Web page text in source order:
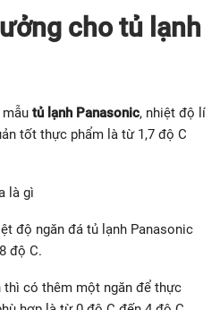
cho tủ lạnh
tủ lạnh Panasonic, nhiệt độ lí
tốt thực phẩm là từ 1,7 độ C
là gì
độ ngăn đá tủ lạnh Panasonic
độ C.
có thêm một ngăn để thực